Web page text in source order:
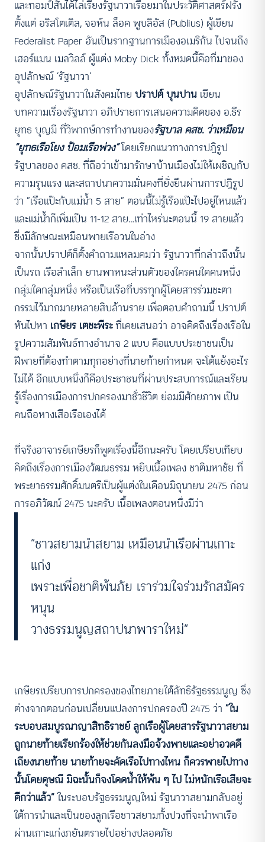
และทอมป์สันได้ไล่เรียงรัฐนาวาเรื่อยมาในประวัติศาสตร์ฝรั่ง
ตั้งแต่ อริสโตเติล, จอห์น ล็อค พูบลิอัส (Publius) ผู้เขียน
Federalist Paper อันเป็นรากฐานการเมืองอเมริกัน ไปจนถึง
เฮอร์แมน เมลวิลล์ ผู้แต่ง Moby Dick ทั้งหมดนี้คือที่มาของ
อุปลักษณ์ ‘รัฐนาวา’
อุปลักษณ์รัฐนาวาในสังคมไทย ปราปต์ บุนปาน เขียน
บทความเรื่องรัฐนาวา อภิปรายการเสนอความคิดของ อ.ธีร
ยุทธ บุญมี ที่วิพากษ์การทำงานของรัฐบาล คสช. ว่าเหมือน
“ยุทธเรือโยง ป้อมเรือพ่วง”โดยเรียกแนวทางการปฏิรูป
รัฐบาลของ คสช. ที่ถือว่าเข้ามารักษาบ้านเมืองไม่ให้เผชิญกับ
ความรุนแรง และสถาปนาความมั่นคงที่ยั่งยืนผ่านการปฏิรูป
ว่า “เรือแป๊ะกับแม่น้ำ 5 สาย” ตอนนี้ไม่รู้เรือแป๊ะไปอยู่ไหนแล้ว
และแม่น้ำก็เพิ่มเป็น 11-12 สาย…เท่าไหร่นะตอนนี้ 19 สายแล้ว
ซึ่งมีลักษณะเหมือนพายเรือวนในอ่าง
จากนั้นปราปต์ก็ตั้งคำถามแหลมคมว่า รัฐนาวาที่กล่าวถึงนั้น
เป็นรถ เรือลำเล็ก ยานพาหนะส่วนตัวของใครคนใดคนหนึ่ง
กลุ่มใดกลุ่มหนึ่ง หรือเป็นเรือที่บรรทุกผู้โดยสารร่วมชะตา
กรรมไว้มากมายหลายสิบล้านราย เพื่อตอบคำถามนี้ ปราปต์
หันไปหา เกษียร เตชะพีระที่เคยเสนอว่า อาจคิดถึงเรื่องเรือใน
รูปความสัมพันธ์ทางอำนาจ 2 แบบ คือแบบประชาชนเป็น
ฝีพายที่ต้องทำตามทุกอย่างที่นายท้ายกำหนด จะโต้แย้งอะไร
ไม่ได้ อีกแบบหนึ่งก็คือประชาชนที่ผ่านประสบการณ์และเรียน
รู้เรื่องการเมืองการปกครองมาชั่วชีวิต ย่อมมีศักยภาพ เป็น
คนถือหางเสือเรือเองได้
ที่จริงอาจารย์เกษียรก็พูดเรื่องนี้อีกนะครับ โดยเปรียบเทียบ
คิดถึงเรื่องการเมืองวัฒนธรรม หยิบเนื้อเพลง ชาติมหาชัย ที่
พระยาธรรมศักดิ์มนตรีเป็นผู้แต่งในเดือนมิถุนายน 2475 ก่อน
การอภิวัฒน์ 2475 นะครับ เนื้อเพลงตอนหนึ่งมีว่า
“ชาวสยามนำสยาม เหมือนนำเรือผ่านเกาะ
แก่ง
เพราะเพื่อชาติพ้นภัย เราร่วมใจร่วมรักสมัคร
หนุน
วางธรรมนูญสถาปนาพาราใหม่”
เกษียรเปรียบการปกครองของไทยภายใต้ลัทธิรัฐธรรมนูญ ซึ่ง
ต่างจากตอนก่อนเปลี่ยนแปลงการปกครองปี 2475 ว่า “ใน
ระบอบสมบูรณาญาสิทธิราชย์ ลูกเรือผู้โดยสารรัฐนาวาสยาม
ถูกนายท้ายเรียกร้องให้ช่วยกันลงมือจ้วงพายและอย่าอวดดี
เถียงนายท้าย นายท้ายจะคัดเรือไปทางไหน ก็ควรพายไปทาง
นั้นโดยดุษณี มิฉะนั้นก็จงโดดน้ำให้พ้น ๆ ไป ไม่หนักเรือเสียจะ
ดีกว่าแล้ว”ในระบอบรัฐธรรมนูญใหม่ รัฐนาวาสยามกลับอยู่
ใต้การนำและเป็นของลูกเรือชาวสยามทั้งปวงที่จะนำพาเรือ
ผ่านเกาะแก่งภยันตรายไปอย่างปลอดภัย